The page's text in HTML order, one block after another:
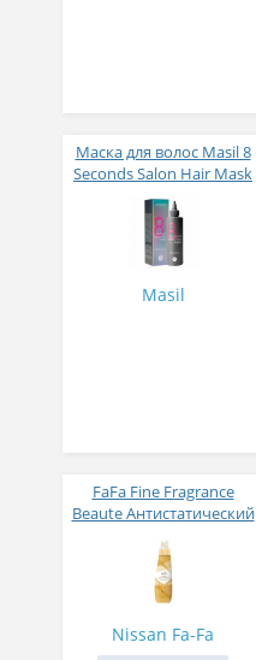
Маска для волос Masil 8
Seconds Salon Hair Mask
200 мл
Masil
FaFa Fine Fragrance
Beaute Антистатический
с ароматом цветов,
мускуса и сандалового
дерева 600 мл
Nissan Fa-Fa